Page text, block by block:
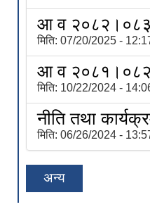
आ व २०८२।०८३
मिति: 07/20/2025 -
आ व २०८१।०८२
मिति: 10/22/2024 -
नीति तथा
मिति: 06/26/2024 -
अन्य